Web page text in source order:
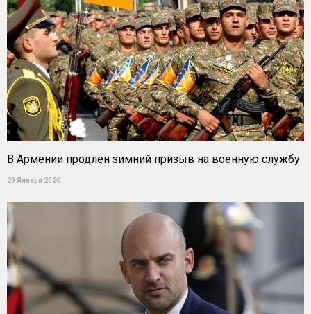
В Армении продлен зимний призыв на военную службу
29 Января 2026